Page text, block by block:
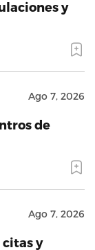
y
Ago 7, 2026
de
Ago 7, 2026
y